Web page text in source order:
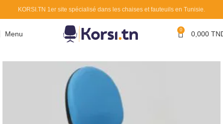
KORSI.TN 1er site spécialisé dans les chaises et fauteuils en Tunisie.
Menu 0 0,000